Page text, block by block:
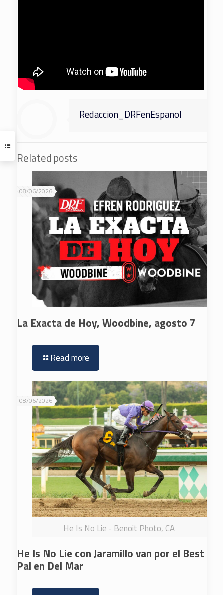
Redaccion_DRFenEspanol
Related posts
08/06/2026
La Exacta de Hoy, Woodbine, agosto 7
Read more
He Is No Lie - Benoit Photo, CA
08/06/2026
He Is No Lie con Jaramillo van por el Best
Pal en Del Mar